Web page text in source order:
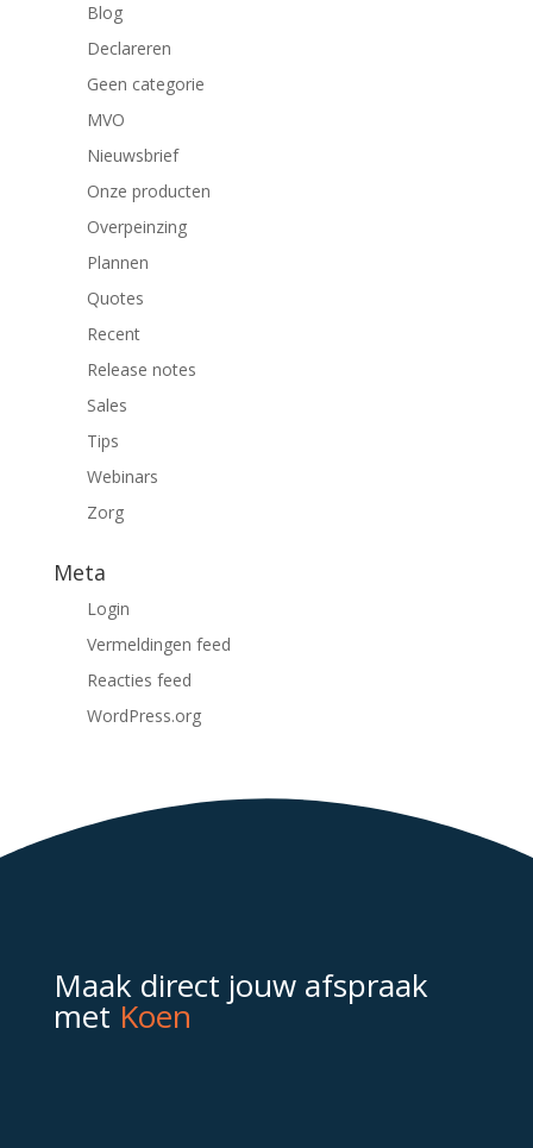
Blog
Declareren
Geen categorie
MVO
Nieuwsbrief
Onze producten
Overpeinzing
Plannen
Quotes
Recent
Release notes
Sales
Tips
Webinars
Zorg
Meta
Login
Vermeldingen feed
Reacties feed
WordPress.org
Maak direct jouw afspraak
met Koen